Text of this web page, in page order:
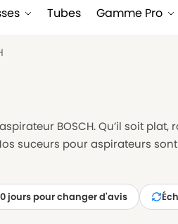
Tubes Gamme Pro
BOSCH. Qu’il soit
suceurs pour aspirateurs
jours pour changer d'avis